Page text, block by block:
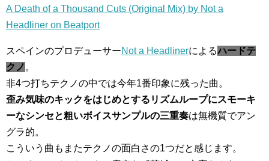
A Death of a Thousand Cuts (Original Mix) by Not a
Headliner on Beatport
スペインのプロデューサーNot a Headlinerによるハードテ
クノ 。
非4つ打ちテクノの中では今年1番印象に残った曲。
歪み気味のキックをはじめとするリズムループにスモーキ
ーなシンセと粗いボイスサンプルの三重奏は無機質でアン
グラ的。
こういう曲もまたテクノの面白さの1つだと感じます。